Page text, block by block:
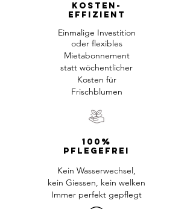
Kosten-
effizient
Einmalige Investition
oder flexibles
Mietabonnement
statt wöchentlicher
Kosten für
Frischblumen
100%
Pflegefrei
Kein Wasserwechsel,
kein Giessen, kein welken
Immer perfekt gepflegt